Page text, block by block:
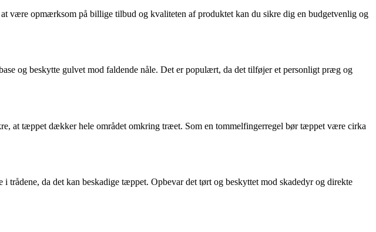
være opmærksom på billige tilbud og kvaliteten af ​​produktet kan du sikre dig en budgetvenlig og
og beskytte gulvet mod faldende nåle. Det er populært, da det tilføjer et personligt præg og
at tæppet dækker hele området omkring træet. Som en tommelfingerregel bør tæppet være cirka
da det kan beskadige tæppet. Opbevar det tørt og beskyttet mod skadedyr og direkte